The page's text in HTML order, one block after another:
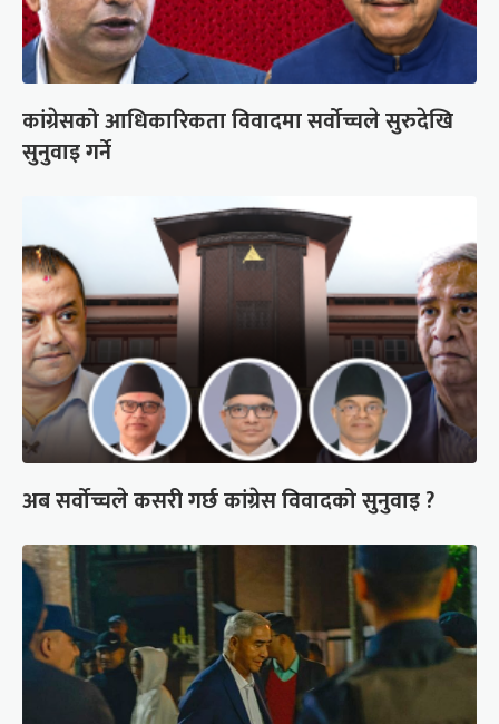
कांग्रेसको आधिकारिकता विवादमा सर्वोच्चले सुरुदेखि
सुनुवाइ गर्ने
अब सर्वोच्चले कसरी गर्छ कांग्रेस विवादको सुनुवाइ ?